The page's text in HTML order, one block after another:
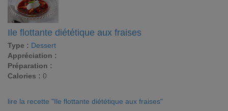
Ile flottante diététique aux fraises
Type : Dessert
Appréciation :
Préparation :
Calories : 0
lire la recette "Ile flottante diététique aux fraises"